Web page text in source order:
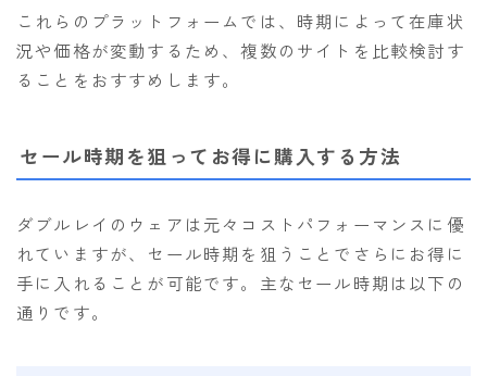
これらのプラットフォームでは、時期によって在庫状
況や価格が変動するため、複数のサイトを比較検討す
ることをおすすめします。
セール時期を狙ってお得に購入する方法
ダブルレイのウェアは元々コストパフォーマンスに優
れていますが、セール時期を狙うことでさらにお得に
手に入れることが可能です。主なセール時期は以下の
通りです。